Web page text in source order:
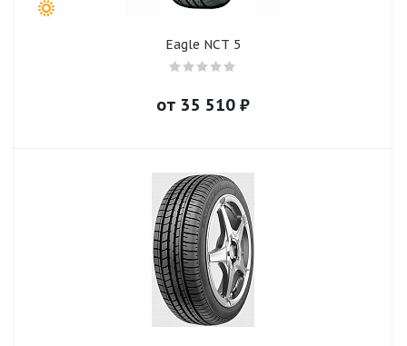
Eagle NCT 5
от 35 510₽